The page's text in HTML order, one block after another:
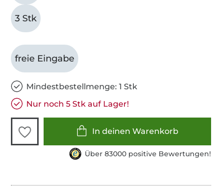
3 Stk
freie Eingabe
Mindestbestellmenge: 1 Stk
Nur noch 5 Stk auf Lager!
In deinen Warenkorb
Über 83000 positive Bewertungen!